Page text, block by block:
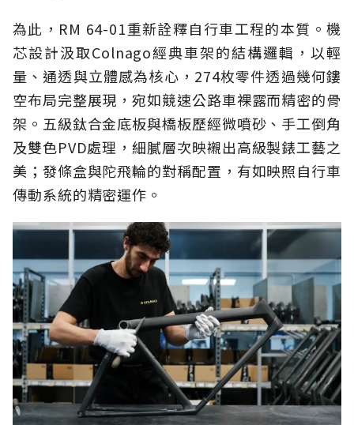
為此，RM 64-01重新詮釋自行車工程的本質。機
芯設計汲取Colnago經典車架的結構邏輯，以輕
量、通透與立體感為核心，274枚零件透過幾何鏤
空布局完整展現，宛如競速公路車裸露而精密的骨
架。五級鈦合金底板與橋板歷經微噴砂、手工倒角
及雙色PVD處理，細膩層次映襯出高級製錶工藝之
美；發條盒與陀飛輪的對稱配置，有如映照自行車
傳動系統的精密運作。